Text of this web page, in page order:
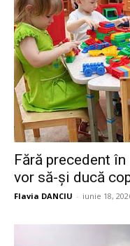
Fără precedent
vor să-și ducă
Flavia DANCIU - iunie 18,